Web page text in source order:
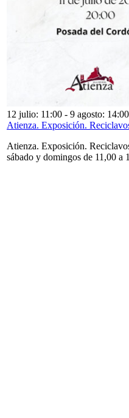
12 julio: 11:00 - 9 agosto: 14:00
Atienza. Exposición.
Atienza. Exposición.
sábado y domingos de 11,00 a